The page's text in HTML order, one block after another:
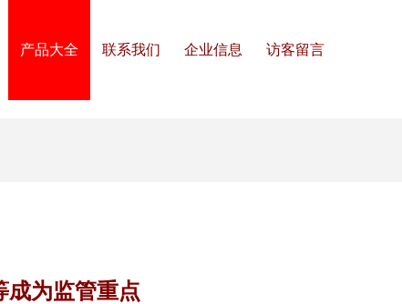
产品大全 联系我们 企业信息 访客留言
成为监管重点